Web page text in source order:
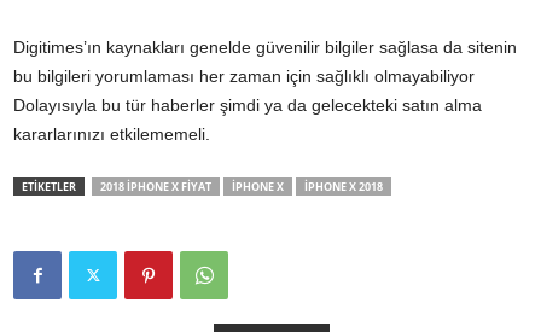
Digitimes’ın kaynakları genelde güvenilir bilgiler sağlasa da sitenin
bu bilgileri yorumlaması her zaman için sağlıklı olmayabiliyor
Dolayısıyla bu tür haberler şimdi ya da gelecekteki satın alma
kararlarınızı etkilememeli.
ETİKETLER 2018 IPHONE X FIYAT IPHONE X IPHONE X 2018